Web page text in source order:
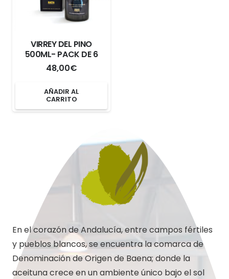
VIRREY DEL PINO
500ML- PACK DE 6
48,00€
AÑADIR AL
CARRITO
En el corazón de Andalucía, entre campos fértiles
y pueblos blancos, se encuentra la comarca de
Denominación de Origen de Baena; donde la
aceituna crece en un ambiente único bajo el sol